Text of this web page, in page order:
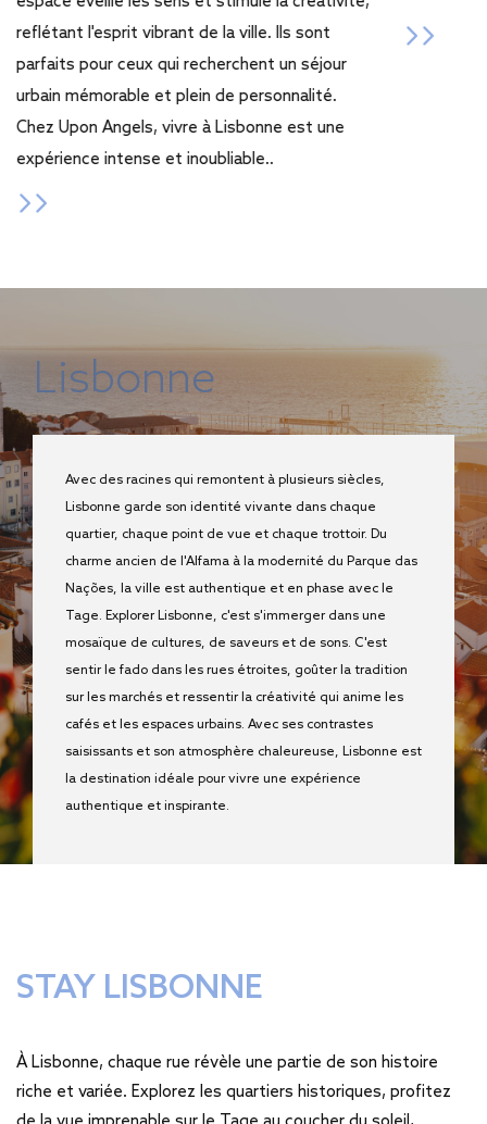
reflétant l'esprit vibrant de la ville. Ils sont
parfaits pour ceux qui recherchent un séjour
urbain mémorable et plein de personnalité.
Chez Upon Angels, vivre à Lisbonne est une
expérience intense et inoubliable..
Lisbonne
Avec des racines qui remontent à plusieurs siècles,
Lisbonne garde son identité vivante dans chaque
quartier, chaque point de vue et chaque trottoir. Du
charme ancien de l'Alfama à la modernité du Parque das
Nações, la ville est authentique et en phase avec le
Tage. Explorer Lisbonne, c'est s'immerger dans une
mosaïque de cultures, de saveurs et de sons. C'est
sentir le fado dans les rues étroites, goûter la tradition
sur les marchés et ressentir la créativité qui anime les
cafés et les espaces urbains. Avec ses contrastes
saisissants et son atmosphère chaleureuse, Lisbonne est
la destination idéale pour vivre une expérience
authentique et inspirante.
STAY LISBONNE
À Lisbonne, chaque rue révèle une partie de son histoire
riche et variée. Explorez les quartiers historiques, profitez